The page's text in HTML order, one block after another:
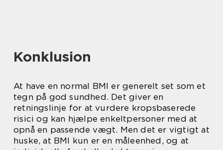
Konklusion
At have en normal BMI er generelt set som et
tegn på god sundhed. Det giver en
retningslinje for at vurdere kropsbaserede
risici og kan hjælpe enkeltpersoner med at
opnå en passende vægt. Men det er vigtigt at
huske, at BMI kun er en måleenhed, og at